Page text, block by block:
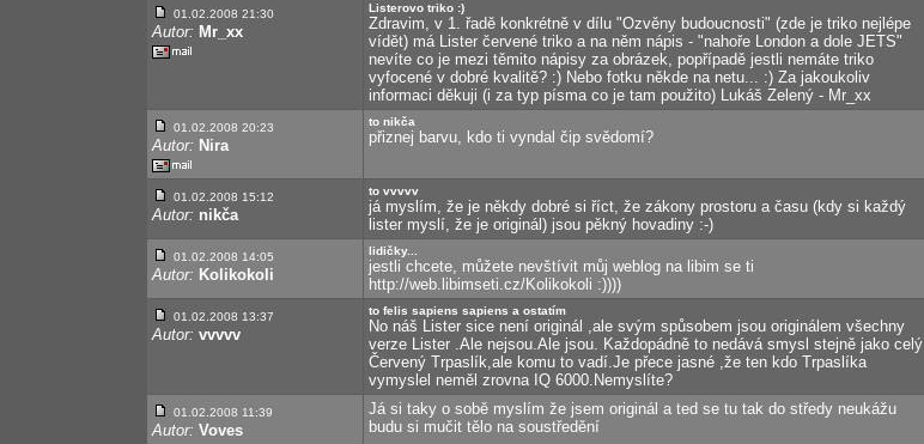
01.02.2008 21:30
Autor: Mr_xx
Listerovo triko :)
Zdravim, v 1. řadě konkrétně v dílu "Ozvěny budoucnosti" (zde je triko nejlépe
vídět) má Lister červené triko a na něm nápis - "nahoře London a dole JETS"
nevíte co je mezi těmito nápisy za obrázek, popřípadě jestli nemáte triko
vyfocené v dobré kvalitě? :) Nebo fotku někde na netu... :) Za jakoukoliv
informaci děkuji (i za typ písma co je tam použito) Lukáš Zelený - Mr_xx
01.02.2008 20:23
Autor: Nira
to nikča
přiznej barvu, kdo ti vyndal čip svědomí?
01.02.2008 15:12
Autor: nikča
to vvvvv
já myslím, že je někdy dobré si říct, že zákony prostoru a času (kdy si každý
lister myslí, že je originál) jsou pěkný hovadiny :-)
01.02.2008 14:05
Autor: Kolikokoli
lidičky...
jestli chcete, můžete nevštívit můj weblog na libim se ti
http://web.libimseti.cz/Kolikokoli :))))
01.02.2008 13:37
Autor: vvvvv
to felis sapiens sapiens a ostatím
No náš Lister sice není originál ,ale svým spůsobem jsou originálem všechny
verze Lister .Ale nejsou.Ale jsou. Každopádně to nedává smysl stejně jako celý
Červený Trpaslík,ale komu to vadí.Je přece jasné ,že ten kdo Trpaslíka
vymyslel neměl zrovna IQ 6000.Nemyslíte?
01.02.2008 11:39
Autor: Voves
Já si taky o sobě myslím že jsem originál a ted se tu tak do středy neukážu
budu si mučit tělo na soustředění